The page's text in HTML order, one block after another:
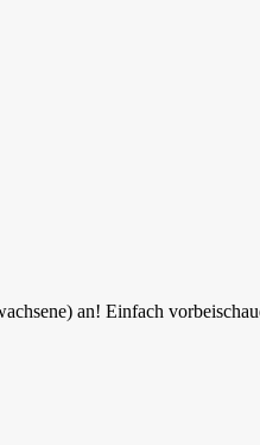
an! Einfach